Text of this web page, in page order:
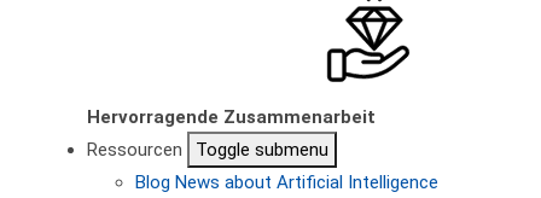
Hervorragende Zusammenarbeit
Ressourcen
Toggle submenu
Blog News about Artificial Intelligence